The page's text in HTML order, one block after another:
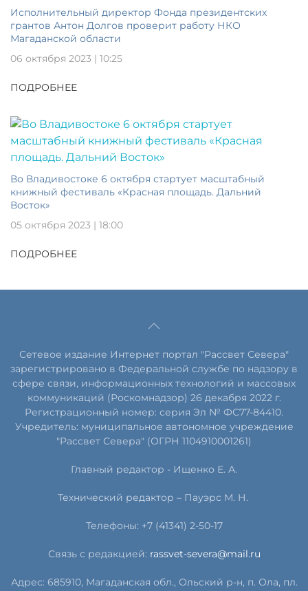
Исполнительный директор Фонда президентских
грантов Антон Долгов проверит работу НКО
Магаданской области
06 октября 2023 | 10:25
ПОДРОБНЕЕ
Во Владивостоке 6 октября стартует масштабный
книжный фестиваль «Красная площадь. Дальний
Восток»
05 октября 2023 | 18:00
ПОДРОБНЕЕ
Сетевое издание Интернет портал "Рассвет Севера"
зарегистрировано в Федеральной службе по надзору в
сфере связи, информационных технологий и массовых
коммуникаций (Роскомнадзор) 26 декабря 2022 г.
Регистрационный номер: серия Эл № ФС77-84410.
Учредитель: муниципальное автономное учреждение
"Рассвет Севера" (ОГРН 1104910001261)
Главный редактор - Ищенко Е. А.
Технический редактор – Пауэрс М. Н.
Телефоны: +7 (41341) 2-50-17
Связь с редакцией: rassvet-severa@mail.ru
Адрес: 685910, Магаданская обл., Ольский р-н, п. Ола, пл.